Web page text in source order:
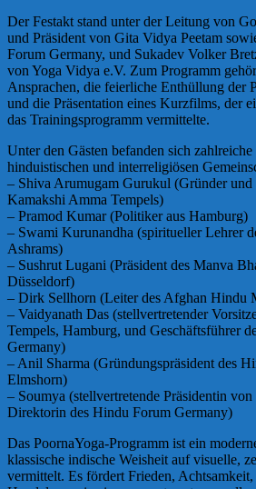
Der Festakt stand unter der Leitung von
und Präsident von Gita Vidya Peetam
Forum Germany, und Sukadev Volker
von Yoga Vidya e.V. Zum Programm
Ansprachen, die feierliche Enthüllung der
und die Präsentation eines Kurzfilms, der
das Trainingsprogramm vermittelte.
Unter den Gästen befanden sich
hinduistischen und interreligiösen
– Shiva Arumugam Gurukul (Gründer und
Kamakshi Amma Tempels)
– Pramod Kumar (Politiker aus Hamburg)
– Swami Kurunandha (spiritueller Lehrer
Ashrams)
– Sushrut Lugani (Präsident des Manva
Düsseldorf)
– Dirk Sellhorn (Leiter des Afghan Hindu
– Vaidyanath Das (stellvertretender
Tempels, Hamburg, und Geschäftsführer
Germany)
– Anil Sharma (Gründungspräsident des
Elmshorn)
– Soumya (stellvertretende Präsidentin
Direktorin des Hindu Forum Germany)
Das PoornaYoga-Programm ist ein
klassische indische Weisheit auf visuelle,
vermittelt. Es fördert Frieden,